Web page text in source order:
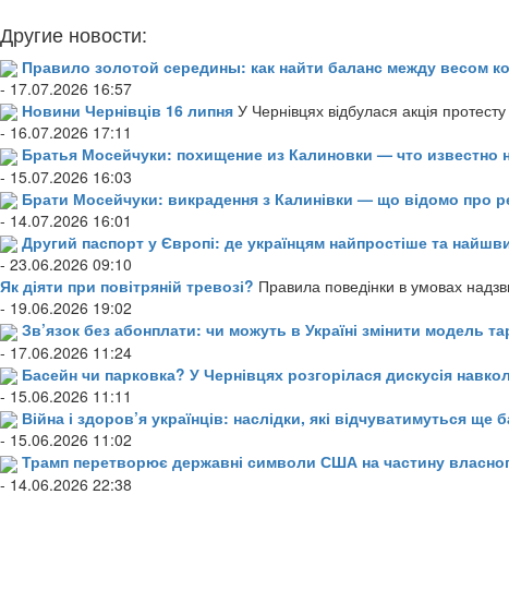
Другие новости:
Правило золотой середины: как найти баланс между весом
- 17.07.2026 16:57
Новини Чернівців 16 липня У Чернівцях відбулася акція
- 16.07.2026 17:11
Братья Мосейчуки: похищение из Калиновки — что известно
- 15.07.2026 16:03
Брати Мосейчуки: викрадення з Калинівки — що відомо про
- 14.07.2026 16:01
Другий паспорт у Європі: де українцям найпростіше та
- 23.06.2026 09:10
Як діяти при повітряній тревозі? Правила поведінки в умовах
- 19.06.2026 19:02
Зв’язок без абонплати: чи можуть в Україні змінити модель
- 17.06.2026 11:24
Басейн чи парковка? У Чернівцях розгорілася дискусія
- 15.06.2026 11:11
Війна і здоров’я українців: наслідки, які відчуватимуться ще
- 15.06.2026 11:02
Трамп перетворює державні символи США на частину
- 14.06.2026 22:38